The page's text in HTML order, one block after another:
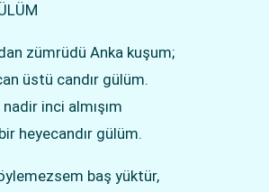
zümrüdü Anka kuşum;
üstü candır gülüm.
inci almışım
heyecandır gülüm.
baş yüktür,